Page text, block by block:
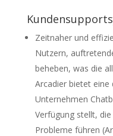
Zeitnaher und
Nutzern,
beheben, was die
Arcadier bietet eine
Unternehmen
Verfügung stellt,
Probleme führen